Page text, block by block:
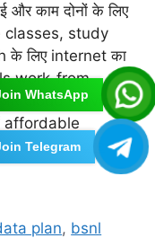
WhatsApp
Telegram
काम दोनों के लिए
classes, study
लिए internet का
work-from-
cloud services
affordable
…Read more
plan, bsnl